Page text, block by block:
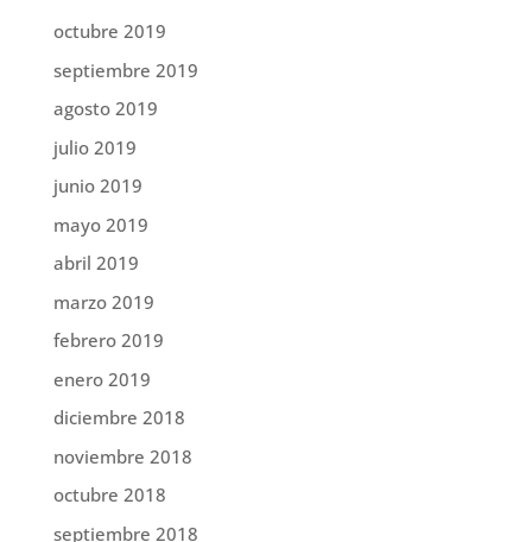
octubre 2019
septiembre 2019
agosto 2019
julio 2019
junio 2019
mayo 2019
abril 2019
marzo 2019
febrero 2019
enero 2019
diciembre 2018
noviembre 2018
octubre 2018
septiembre 2018